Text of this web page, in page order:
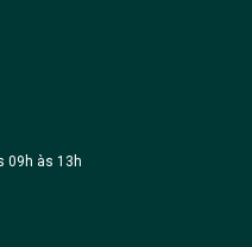
09h às 13h